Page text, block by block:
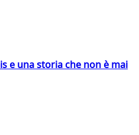
e una storia che non è mai